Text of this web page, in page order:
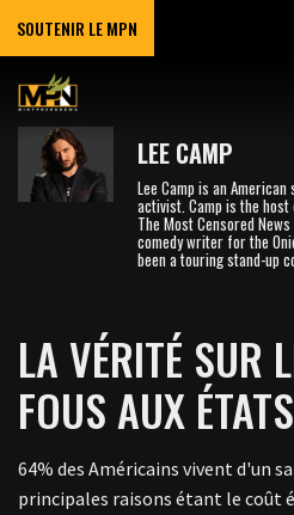
SOUTENIR LE MPN
LEE CAMP
Lee Camp is an
activist. Camp is the
The Most Censored
comedy writer for the
been a touring stand-up
LA VÉRITÉ SUR
FOUS AUX
64% des Américains vivent d'un
principales raisons étant le coût